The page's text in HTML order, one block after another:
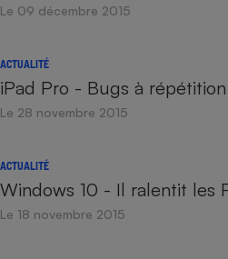
Le 09 décembre 2015
ACTUALITÉ
iPad Pro - Bugs à
Le 28 novembre 2015
ACTUALITÉ
Windows 10 - Il ralentit les
Le 18 novembre 2015